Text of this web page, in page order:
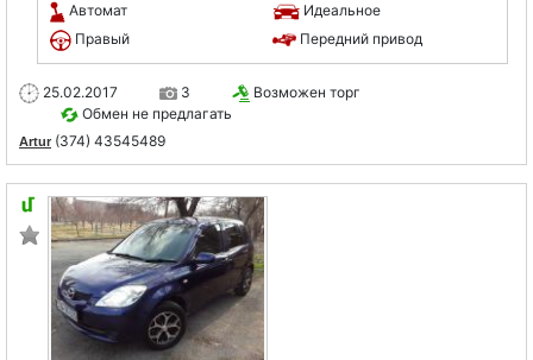
Автомат
Идеальное
Правый
Передний привод
25.02.2017 3
Возможен торг
Обмен не предлагать
Artur (374) 43545489